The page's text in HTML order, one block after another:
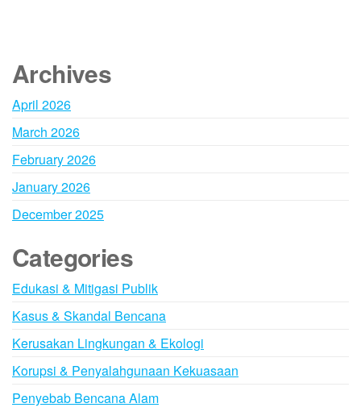
Archives
April 2026
March 2026
February 2026
January 2026
December 2025
Categories
Edukasi & Mitigasi Publik
Kasus & Skandal Bencana
Kerusakan Lingkungan & Ekologi
Korupsi & Penyalahgunaan Kekuasaan
Penyebab Bencana Alam